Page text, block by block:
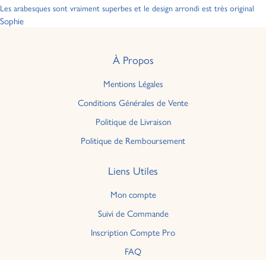
Les arabesques sont vraiment superbes et le design arrondi est très original
Sophie
À Propos
Mentions Légales
Conditions Générales de Vente
Politique de Livraison
Politique de Remboursement
Liens Utiles
Mon compte
Suivi de Commande
Inscription Compte Pro
FAQ